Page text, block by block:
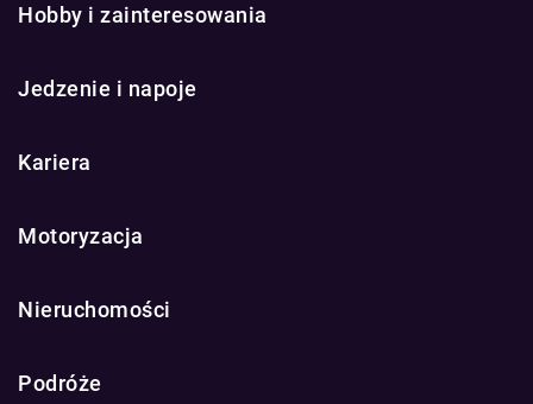
Hobby i zainteresowania
Jedzenie i napoje
Kariera
Motoryzacja
Nieruchomości
Podróże